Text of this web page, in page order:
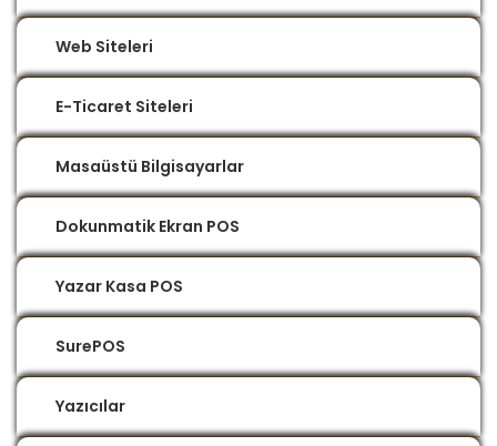
Web Siteleri
E-Ticaret Siteleri
Masaüstü Bilgisayarlar
Dokunmatik Ekran POS
Yazar Kasa POS
SurePOS
Yazıcılar